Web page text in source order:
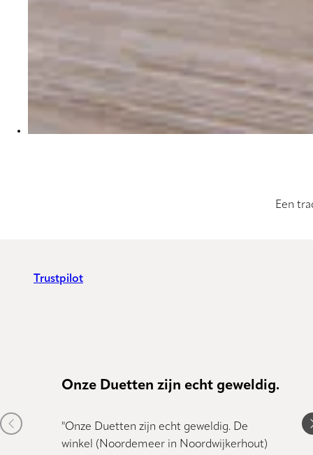
Een
Trustpilot
Onze Duetten zijn echt geweldig.
"Onze Duetten zijn echt geweldig. De
winkel (Noordemeer in Noordwijkerhout)
Previous item